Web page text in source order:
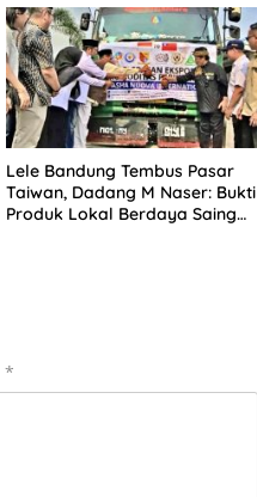
Lele Bandung Tembus Pasar
Taiwan, Dadang M Naser: Bukti
Produk Lokal Berdaya Saing
*